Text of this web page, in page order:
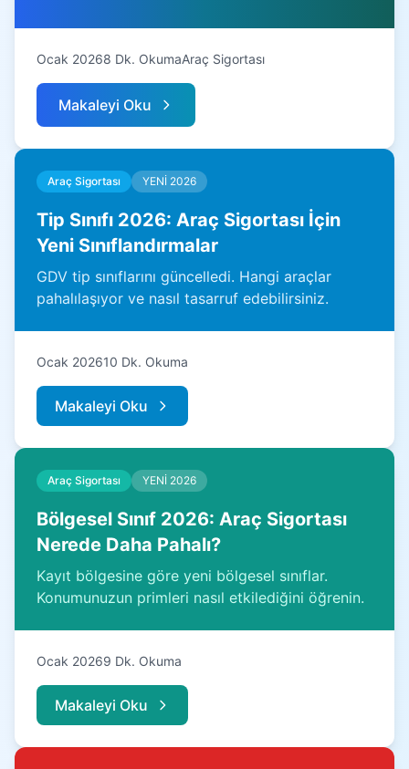
Ocak 20268 Dk. OkumaAraç Sigortası
Makaleyi Oku
Araç Sigortası YENİ 2026
Tip Sınıfı 2026: Araç Sigortası İçin
Yeni Sınıflandırmalar
GDV tip sınıflarını güncelledi. Hangi araçlar
pahalılaşıyor ve nasıl tasarruf edebilirsiniz.
Ocak 202610 Dk. Okuma
Makaleyi Oku
Araç Sigortası YENİ 2026
Bölgesel Sınıf 2026: Araç Sigortası
Nerede Daha Pahalı?
Kayıt bölgesine göre yeni bölgesel sınıflar.
Konumunuzun primleri nasıl etkilediğini öğrenin.
Ocak 20269 Dk. Okuma
Makaleyi Oku